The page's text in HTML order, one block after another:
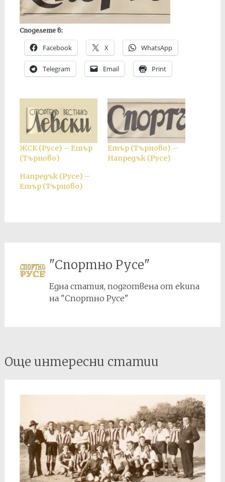
Споделете в:
Facebook X WhatsApp
Telegram Email Print
ЖСК (Русе) – Етър
(Търново)
Етър (Търново) –
Напредък (Русе)
Напредък (Русе) –
Етър (Търново)
"Спортно Русе"
Една статия, подготвена от екипа
на "Спортно Русе"
Post
navigation
Още интересни статии